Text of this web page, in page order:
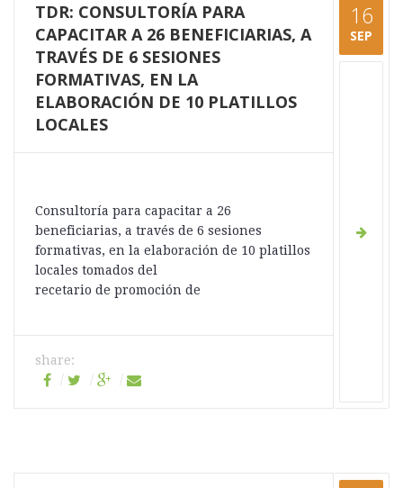
TDR: CONSULTORÍA PARA
CAPACITAR A 26 BENEFICIARIAS, A
TRAVÉS DE 6 SESIONES
FORMATIVAS, EN LA
ELABORACIÓN DE 10 PLATILLOS
LOCALES
Consultoría para capacitar a 26
beneficiarias, a través de 6 sesiones
formativas, en la elaboración de 10 platillos
locales tomados del
recetario de promoción de
share:
16
SEP